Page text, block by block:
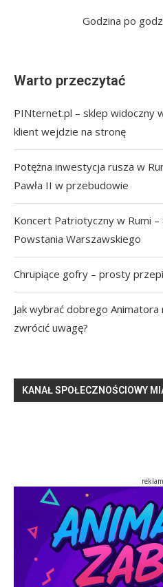
Godzina po
Warto przeczytać
PINternet.pl – sklep widoczny
klient wejdzie na stronę
Potężna inwestycja rusza w
Pawła II w przebudowie
Koncert Patriotyczny w Rumi –
Powstania Warszawskiego
Chrupiące gofry – prosty
Jak wybrać dobrego Animatora
zwrócić uwagę?
KANAŁ SPOŁECZNOŚCIOWY